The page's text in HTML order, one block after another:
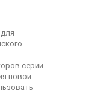
серии
новой